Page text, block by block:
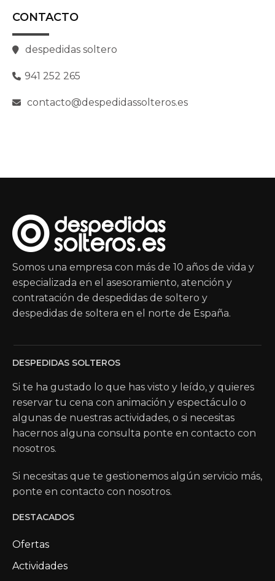
CONTACTO
despedidas soltero
941 252 265
contacto@despedidassolteros.es
Somos una empresa con más de 10 años de vida y
especializada en el asesoramiento, atención y
contratación de despedidas de soltero y
despedidas de soltera en el norte de España.
DESPEDIDAS SOLTEROS
Si te ha gustado lo que has visto y leído, y quieres
reservar tu cena con animación y espectáculo o
algunas de nuestras actividades, o si necesitas
hacernos alguna consulta ponte en contacto con
nosotros.
Si necesitas que te gestionemos algún servicio más,
ponte en contacto con nosotros.
DESTACADOS
Ofertas
Actividades